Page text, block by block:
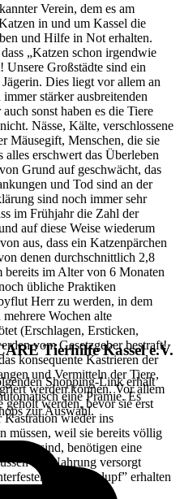
Verein, dem es am
in und um Kassel die
und Hilfe in Not erhalten.
„Katzen schon irgendwie
Großstädte sind ein
Dies liegt vor allem an
stärker ausbreitenden
sonst haben es die Tiere
Nässe, Kälte, verschlossene
Mäusegift, Menschen, die sie
erschwert das Überleben
Grund auf geschwächt, das
und Tod sind an der
sind noch immer sehr
im Frühjahr die Zahl der
auf diese Weise wiederum
aus, dass ein Katzenpärchen
denen durchschnittlich 2,8
bereits im Alter von 6 Monaten
übliche Praktiken
Herr zu werden, in dem
mehrere Wochen alte
(Erschlagen, Ersticken,
vom Gesetzgeber bestraft!
konsequente Kastrieren der
und Vermitteln der Tiere,
werden können. Vor allem
geholt werden, bevor sie erst
Kastration wieder ins
müssen, weil sie bereits völlig
sind, benötigen eine
mit Nahrung versorgt
“Unterschlupf” erhalten
Tierhilfe Kassel e.V.
Shopping-Link erhält
eine Prämie. Es
zur Auswahl.